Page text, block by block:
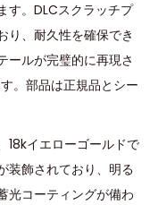
す。DLCスクラッチプ
り、耐久性を確保でき
ールが完璧的に再現さ
。部品は正規品とシー
18kイエローゴールドで
装飾されており、明る
光コーティングが備わ